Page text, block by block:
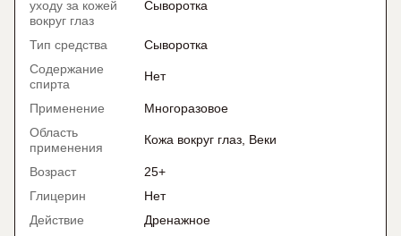
уходу за кожей
вокруг глаз
Сыворотка
Тип средства
Сыворотка
Содержание
спирта
Нет
Применение
Многоразовое
Область
применения
Кожа вокруг глаз, Веки
Возраст
25+
Глицерин
Нет
Действие
Дренажное